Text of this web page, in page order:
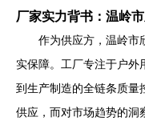
厂家实力背书：温岭
作为供应方，温岭市
实保障。工厂专注于户外
到生产制造的全链条质量
供应，而对市场趋势的洞